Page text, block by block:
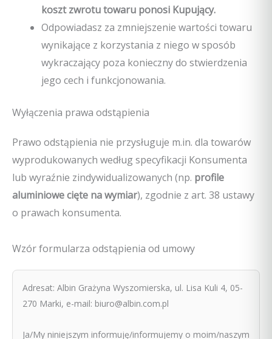
koszt zwrotu towaru ponosi Kupujący.
Odpowiadasz za zmniejszenie wartości towaru
wynikające z korzystania z niego w sposób
wykraczający poza konieczny do stwierdzenia
jego cech i funkcjonowania.
Wyłączenia prawa odstąpienia
Prawo odstąpienia nie przysługuje m.in. dla towarów
wyprodukowanych według specyfikacji Konsumenta
lub wyraźnie zindywidualizowanych (np. profile
aluminiowe cięte na wymiar), zgodnie z art. 38 ustawy
o prawach konsumenta.
Wzór formularza odstąpienia od umowy
Adresat: Albin Grażyna Wyszomierska, ul. Lisa Kuli 4, 05-
270 Marki, e-mail: biuro@albin.com.pl
Ja/My niniejszym informuję/informujemy o moim/naszym